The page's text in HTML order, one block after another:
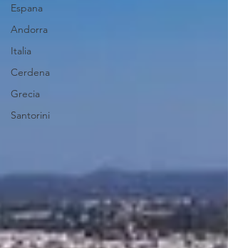
Espana
Andorra
Italia
Cerdena
Grecia
Santorini